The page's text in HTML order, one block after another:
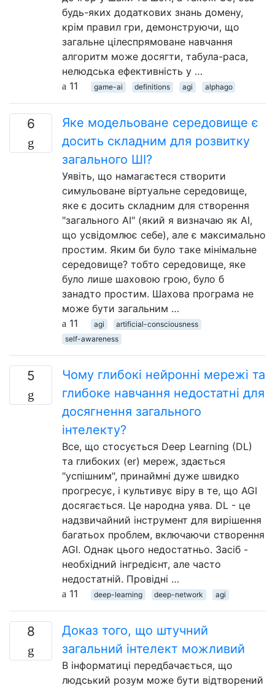
будь-яких додаткових знань домену,
крім правил гри, демонструючи, що
загальне цілеспрямоване навчання
алгоритм може досягти, табула-раса,
нелюдська ефективність у …
11
game-ai definitions agi alphago
6
Яке модельоване середовище є
досить складним для розвитку
загального ШІ?
Уявіть, що намагаєтеся створити
симульоване віртуальне середовище,
яке є досить складним для створення
"загального AI" (який я визначаю як AI,
що усвідомлює себе), але є максимально
простим. Яким би було таке мінімальне
середовище? тобто середовище, яке
було лише шаховою грою, було б
занадто простим. Шахова програма не
може бути загальним …
11
agi
artificial-consciousness
self-awareness
5
Чому глибокі нейронні мережі та
глибоке навчання недостатні для
досягнення загального
інтелекту?
Все, що стосується Deep Learning (DL)
та глибоких (er) мереж, здається
"успішним", принаймні дуже швидко
прогресує, і культивує віру в те, що AGI
досягається. Це народна уява. DL - це
надзвичайний інструмент для вирішення
багатьох проблем, включаючи створення
AGI. Однак цього недостатньо. Засіб -
необхідний інгредієнт, але часто
недостатній. Провідні …
11
deep-learning deep-network agi
8
Доказ того, що штучний
загальний інтелект можливий
В інформатиці передбачається, що
людський розум може бути відтворений